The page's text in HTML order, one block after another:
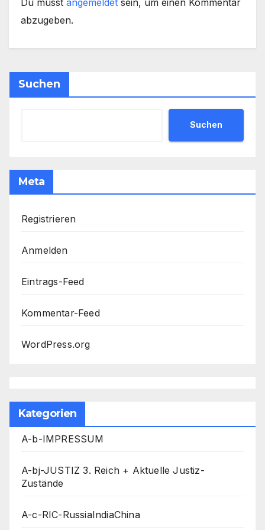
abzugeben.
Suchen
Suchen
Meta
Registrieren
Anmelden
Eintrags-Feed
Kommentar-Feed
WordPress.org
Kategorien
A-b-IMPRESSUM
A-bj-JUSTIZ 3. Reich + Aktuelle Justiz-
Zustände
A-c-RIC-RussiaIndiaChina